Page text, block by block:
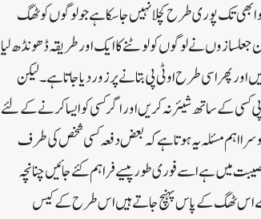
تک پوری طرح کچلا نہیں جاسکا ہے جو لوگوں کو ٹھگ
نے لوگوں کو لوٹنے کا ایک اور طریقہ ڈھونڈھ لیا
پھر اسی طرح اوٹی پی بتانے پر زور دیا جاتا ہے۔لیکن
کے ساتھ شیئر نہ کریں اور اگر کسی کو ایسا کرنے کے لئے
اہم مسئلہ یہ ہوتا ہے کہ بعض دفعہ کسی شخص کی طرف
میں ہے اسے فوری طور پیسے فراہم کئے جائیں چنانچہ
اس ٹھگ کے پاس پہنچ جاتے ہیں اس طرح کے کیس